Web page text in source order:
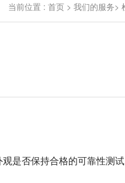
当前位置 : 首页 > 我们的服务>
是否保持合格的可靠性测